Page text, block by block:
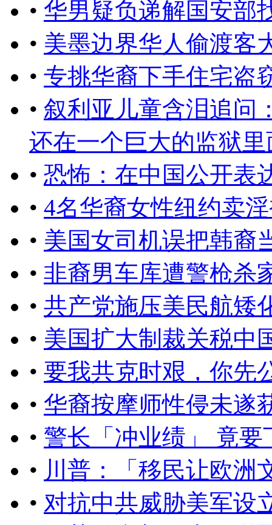
• 华男疑负递解国安部
• 美墨边界华人偷渡客
• 专挑华裔下手住宅盗
• 叙利亚儿童含泪追问
还在一个巨大的监狱里
• 恐怖：在中国公开表
• 4名华裔女性纽约卖
• 美国女司机误把韩裔
• 非裔男车库遭警枪杀
• 共产党施压美民航矮
• 美国扩大制裁关税中
• 要我共克时艰，你先
• 华裔按摩师性侵未遂
• 警长「冲业绩」 竟
• 川普：「移民让欧洲
• 对抗中共威胁美军设